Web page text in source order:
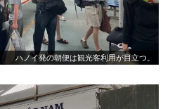
ハノイ発の朝便は観光客利用が目立つ。